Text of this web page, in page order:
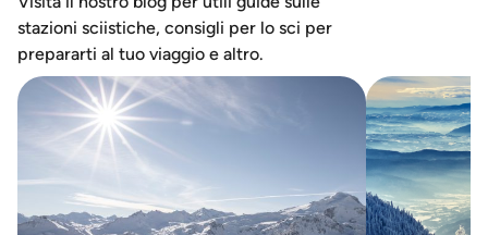
stazioni sciistiche, consigli per lo sci per
prepararti al tuo viaggio e altro.